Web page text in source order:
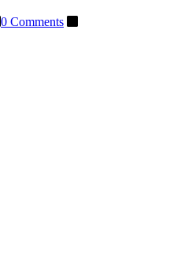
0 Comments